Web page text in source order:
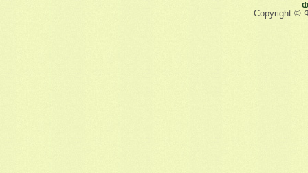
Copyright ©